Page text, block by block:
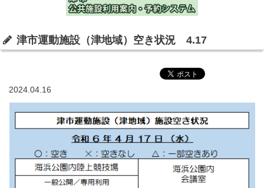
津市運動施設（津地域）空き状況 4.17
2024.04.16